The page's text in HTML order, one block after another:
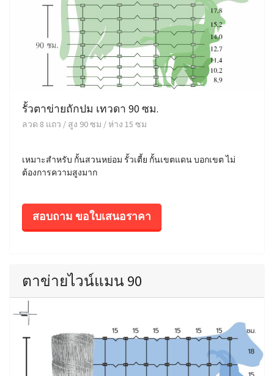
รั้วตาข่ายถักปม เทวดา 90 ซม.
ลวด 8 แถว / สูง 90 ซม / ห่าง 15 ซม
เหมาะสำหรับ กั้นสวนหย่อม รั้วเตี้ย กั้นเขตแดน บอกเขต ไม่
ต้องการความสูงมาก
สอบถาม ขอใบเสนอราคา
ตาข่ายไวน์แมน 90